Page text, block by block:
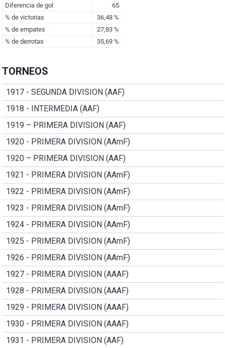
TORNEOS
1917 - SEGUNDA DIVISION (AAF)
1918 - INTERMEDIA (AAF)
1919 – PRIMERA DIVISION (AAF)
1920 - PRIMERA DIVISION (AAmF)
1920 – PRIMERA DIVISION (AAF)
1921 - PRIMERA DIVISION (AAmF)
1922 - PRIMERA DIVISION (AAmF)
1923 - PRIMERA DIVISION (AAmF)
1924 - PRIMERA DIVISION (AAmF)
1925 - PRIMERA DIVISION (AAmF)
1926 - PRIMERA DIVISION (AAmF)
1927 - PRIMERA DIVISION (AAAF)
1928 - PRIMERA DIVISION (AAAF)
1929 - PRIMERA DIVISION (AAAF)
1930 - PRIMERA DIVISION (AAAF)
1931 - PRIMERA DIVISION (AAF)